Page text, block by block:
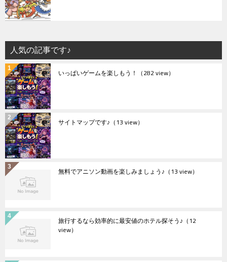
人気の記事です♪
いっぱいゲームを楽しもう！ （282 view）
サイトマップです♪ （13 view）
無料でアニソン動画を楽しみましょう♪ （13 view）
旅行するなら効率的に最安値のホテル探そう♪ （12
view）